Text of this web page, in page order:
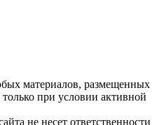
материалов, размещенных
при условии активной
не несет ответственности